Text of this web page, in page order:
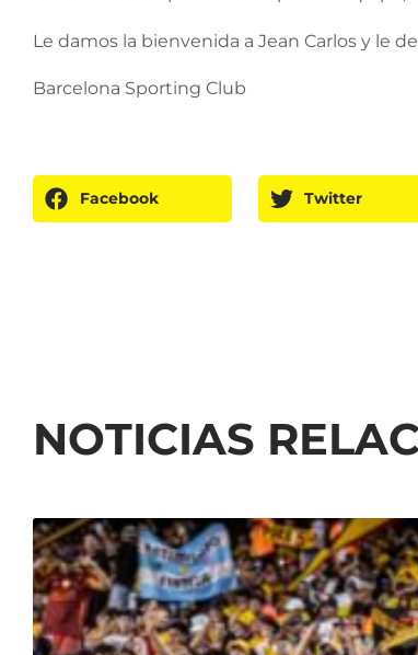
Le damos la bienvenida a Jean Carlos y le
Barcelona Sporting Club
Facebook Twitter
NOTICIAS